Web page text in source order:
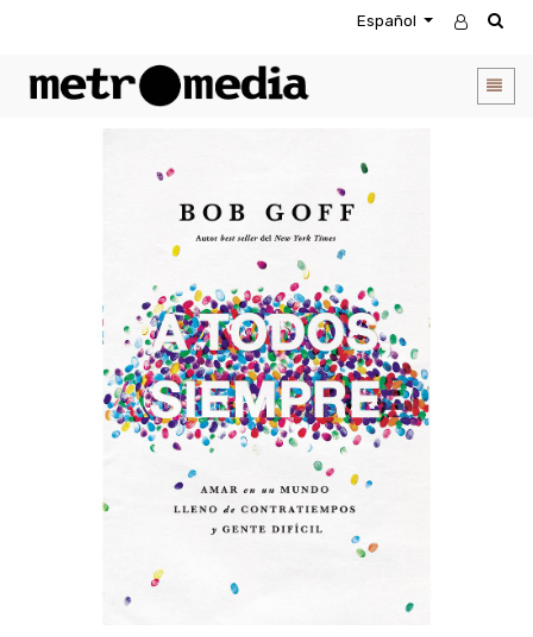
Español